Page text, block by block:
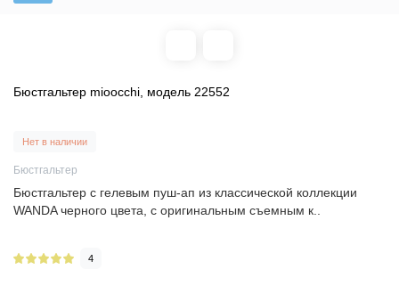
Бюстгальтер mioocchi, модель 22552
Нет в наличии
Бюстгальтер
Бюстгальтер с гелевым пуш-ап из классической коллекции
WANDA черного цвета, с оригинальным съемным к..
4